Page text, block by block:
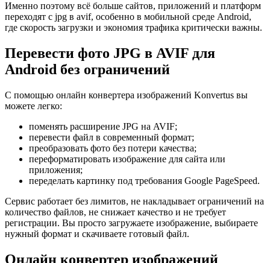
Именно поэтому всё больше сайтов, приложений и платформ
переходят с jpg в avif, особенно в мобильной среде Android,
где скорость загрузки и экономия трафика критически важны.
Перевести фото JPG в AVIF для
Android без ограничений
С помощью онлайн конвертера изображений Konvertus вы
можете легко:
поменять расширение JPG на AVIF;
перевести файл в современный формат;
преобразовать фото без потери качества;
переформатировать изображение для сайта или
приложения;
переделать картинку под требования Google PageSpeed.
Сервис работает без лимитов, не накладывает ограничений на
количество файлов, не снижает качество и не требует
регистрации. Вы просто загружаете изображение, выбираете
нужный формат и скачиваете готовый файл.
Онлайн конвертер изображений